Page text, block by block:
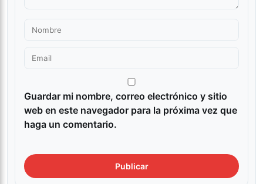
Guardar mi nombre, correo electrónico y sitio
web en este navegador para la próxima vez que
haga un comentario.